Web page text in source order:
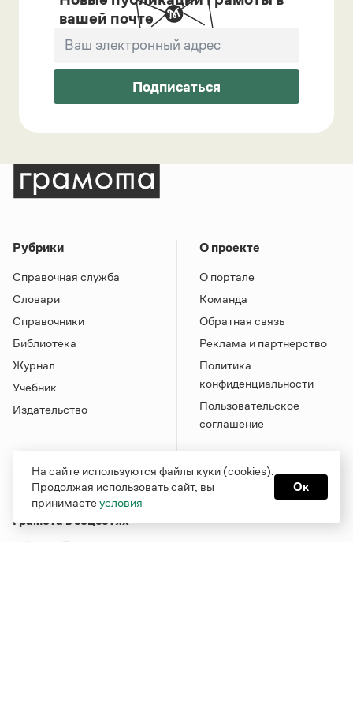
вашей почте
Подписаться
Рубрики
Справочная служба
Словари
Справочники
Библиотека
Журнал
Учебник
Издательство
О проекте
О портале
Команда
Обратная связь
Реклама и партнерство
Политика
конфиденциальности
Пользовательское
соглашение
Грамота в соцсетях
На сайте используются файлы куки (cookies).
Продолжая использовать сайт, вы
принимаетеусловия
Ок